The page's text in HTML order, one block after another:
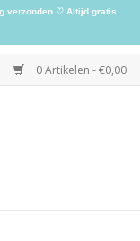
0 Artikelen - €0,00
verzonden ♡ Altijd gratis